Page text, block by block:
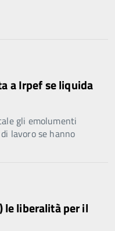
a Irpef se liquida
gli emolumenti
lavoro se hanno
le liberalità per il